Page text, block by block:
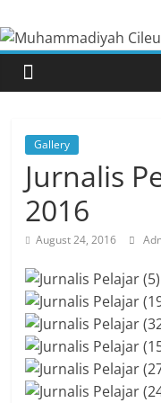
to
content
–
Kab.
Bogor
Situs
Resmi
Pimpinan
Cabang
Muhammadiyah
Cileungsi
Gallery
Jurnalis
2016
August 24, 2016